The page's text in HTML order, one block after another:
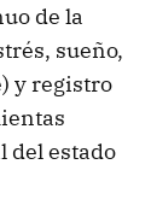
de la
sueño,
y registro
estado